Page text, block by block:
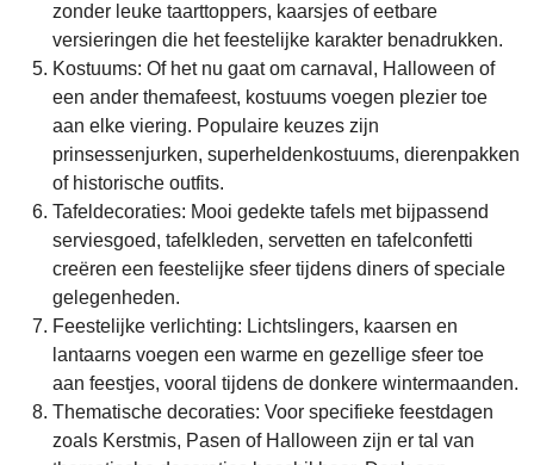
zonder leuke taarttoppers, kaarsjes of eetbare
versieringen die het feestelijke karakter benadrukken.
Kostuums: Of het nu gaat om carnaval, Halloween of
een ander themafeest, kostuums voegen plezier toe
aan elke viering. Populaire keuzes zijn
prinsessenjurken, superheldenkostuums, dierenpakken
of historische outfits.
Tafeldecoraties: Mooi gedekte tafels met bijpassend
serviesgoed, tafelkleden, servetten en tafelconfetti
creëren een feestelijke sfeer tijdens diners of speciale
gelegenheden.
Feestelijke verlichting: Lichtslingers, kaarsen en
lantaarns voegen een warme en gezellige sfeer toe
aan feestjes, vooral tijdens de donkere wintermaanden.
Thematische decoraties: Voor specifieke feestdagen
zoals Kerstmis, Pasen of Halloween zijn er tal van